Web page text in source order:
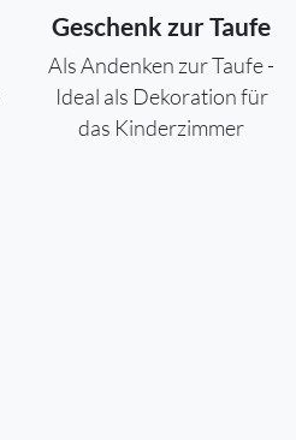
Geschenk zur Taufe
Als Andenken zur Taufe -
Ideal als Dekoration für
das Kinderzimmer